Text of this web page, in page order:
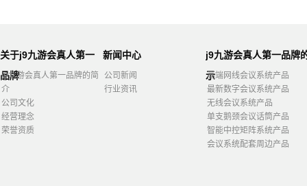
关于j9九游会真人第一
品牌
j9九游会真人第一品牌的简
介
公司文化
经营理念
荣誉资质
新闻中心
公司新闻
行业资讯
j9九游会真人第一品牌
示
高端网线会议系统产品
最新数字会议系统产品
无线会议系统产品
单支鹅颈会议话筒产品
智能中控矩阵系统产品
会议系统配套周边产品